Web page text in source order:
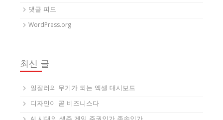
댓글 피드
WordPress.org
최신 글
일잘러의 무기가 되는 엑셀 대시보드
디자인이 곧 비즈니스다